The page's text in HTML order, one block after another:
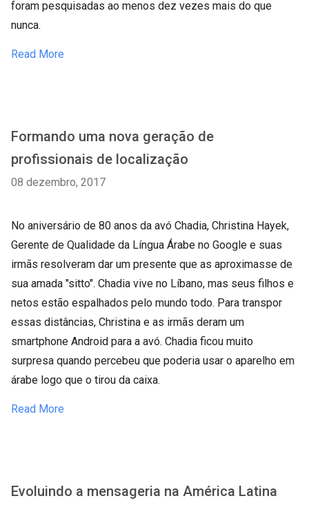
foram pesquisadas ao menos dez vezes mais do que
nunca.
Read More
Formando uma nova geração de
profissionais de localização
08 dezembro, 2017
No aniversário de 80 anos da avó Chadia, Christina Hayek,
Gerente de Qualidade da Língua Árabe no Google e suas
irmãs resolveram dar um presente que as aproximasse de
sua amada "sitto". Chadia vive no Líbano, mas seus filhos e
netos estão espalhados pelo mundo todo. Para transpor
essas distâncias, Christina e as irmãs deram um
smartphone Android para a avó. Chadia ficou muito
surpresa quando percebeu que poderia usar o aparelho em
árabe logo que o tirou da caixa.
Read More
Evoluindo a mensageria na América Latina